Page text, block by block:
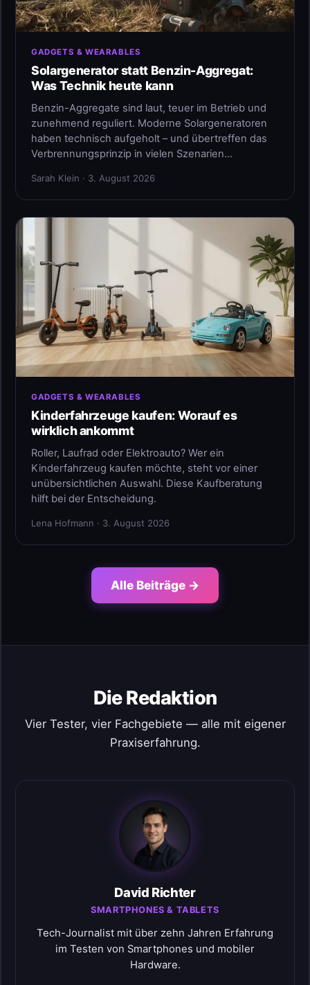
GADGETS & WEARABLES
Solargenerator statt Benzin-Aggregat:
Was Technik heute kann
Benzin-Aggregate sind laut, teuer im Betrieb und
zunehmend reguliert. Moderne Solargeneratoren
haben technisch aufgeholt – und übertreffen das
Verbrennungsprinzip in vielen Szenarien…
Sarah Klein · 3. August 2026
GADGETS & WEARABLES
Kinderfahrzeuge kaufen: Worauf es
wirklich ankommt
Roller, Laufrad oder Elektroauto? Wer ein
Kinderfahrzeug kaufen möchte, steht vor einer
unübersichtlichen Auswahl. Diese Kaufberatung
hilft bei der Entscheidung.
Lena Hofmann · 3. August 2026
Alle Beiträge →
Die Redaktion
Vier Tester, vier Fachgebiete — alle mit eigener
Praxiserfahrung.
David Richter
SMARTPHONES & TABLETS
Tech-Journalist mit über zehn Jahren Erfahrung
im Testen von Smartphones und mobiler
Hardware.